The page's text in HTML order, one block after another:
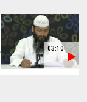
03:10